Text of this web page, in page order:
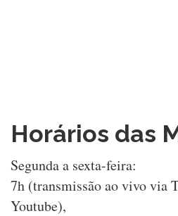
Horários das
Segunda a sexta-feira:
7h (transmissão ao vivo via
Youtube),